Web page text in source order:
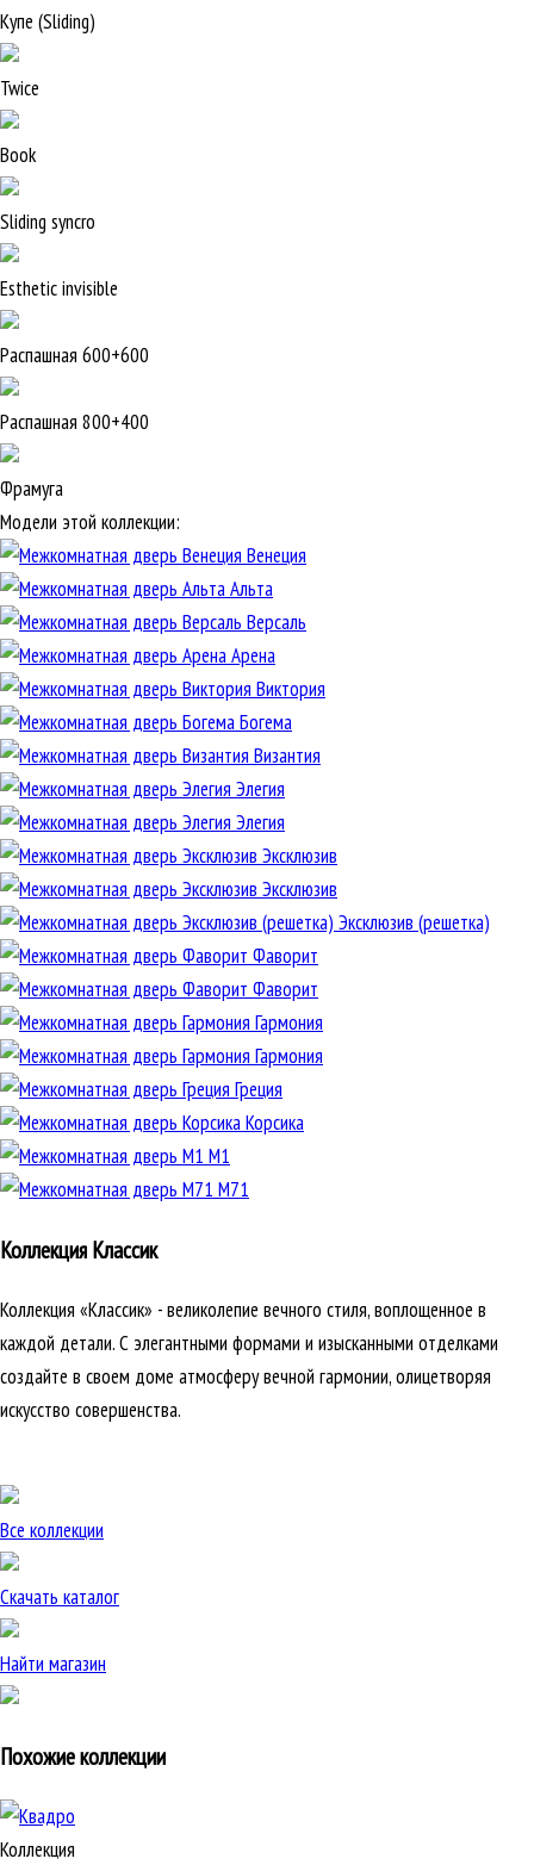
Купе (Sliding)
Twice
Book
Sliding syncro
Esthetic invisible
Распашная 600+600
Распашная 800+400
Фрамуга
Модели этой коллекции:
Венеция
Альта
Версаль
Арена
Виктория
Богема
Византия
Элегия
Элегия
Эксклюзив
Эксклюзив
Эксклюзив (решетка)
Фаворит
Фаворит
Гармония
Гармония
Греция
Корсика
М1
М71
Коллекция Классик
Коллекция «Классик» - великолепие вечного стиля, воплощенное в
каждой детали. С элегантными формами и изысканными отделками
создайте в своем доме атмосферу вечной гармонии, олицетворяя
искусство совершенства.
Все коллекции
Скачать каталог
Найти магазин
Похожие коллекции
Коллекция